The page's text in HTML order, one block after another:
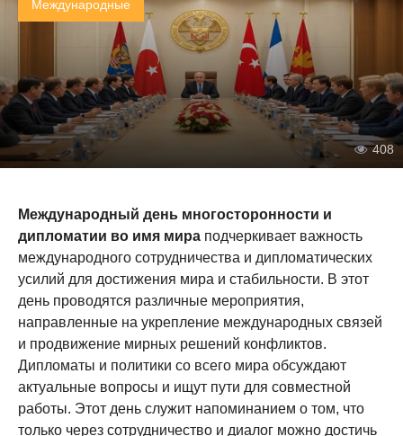
Международные
408
Международный день многосторонности и
дипломатии во имя мира подчеркивает важность
международного сотрудничества и дипломатических
усилий для достижения мира и стабильности. В этот
день проводятся различные мероприятия,
направленные на укрепление международных связей
и продвижение мирных решений конфликтов.
Дипломаты и политики со всего мира обсуждают
актуальные вопросы и ищут пути для совместной
работы. Этот день служит напоминанием о том, что
только через сотрудничество и диалог можно достичь